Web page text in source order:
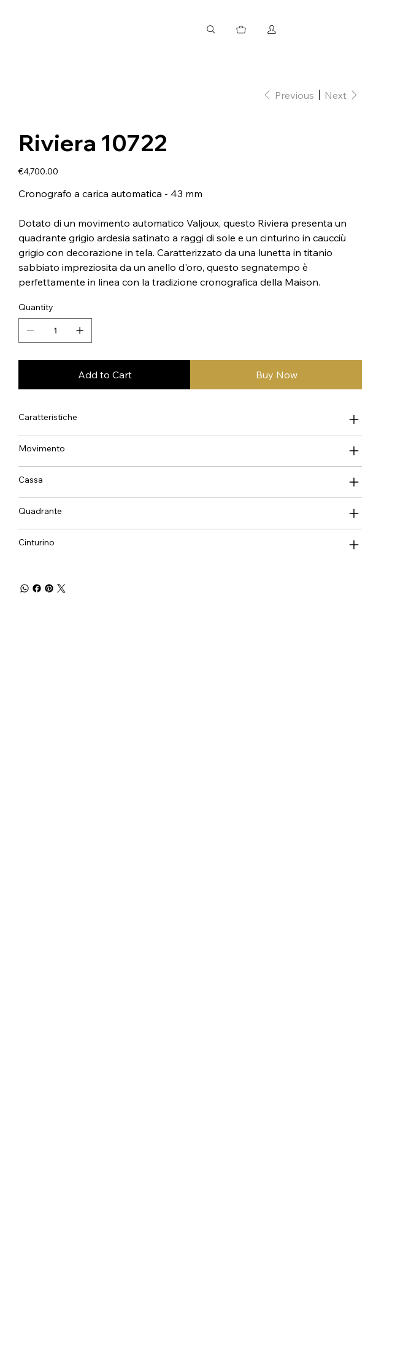
Previous Next
Riviera 10722
Price
€4,700.00
Cronografo a carica automatica - 43 mm
Dotato di un movimento automatico Valjoux, questo Riviera presenta un
quadrante grigio ardesia satinato a raggi di sole e un cinturino in caucciù
grigio con decorazione in tela. Caratterizzato da una lunetta in titanio
sabbiato impreziosita da un anello d'oro, questo segnatempo è
perfettamente in linea con la tradizione cronografica della Maison.
Quantity
Add to Cart Buy Now
Caratteristiche
Movimento
Cassa
Quadrante
Cinturino